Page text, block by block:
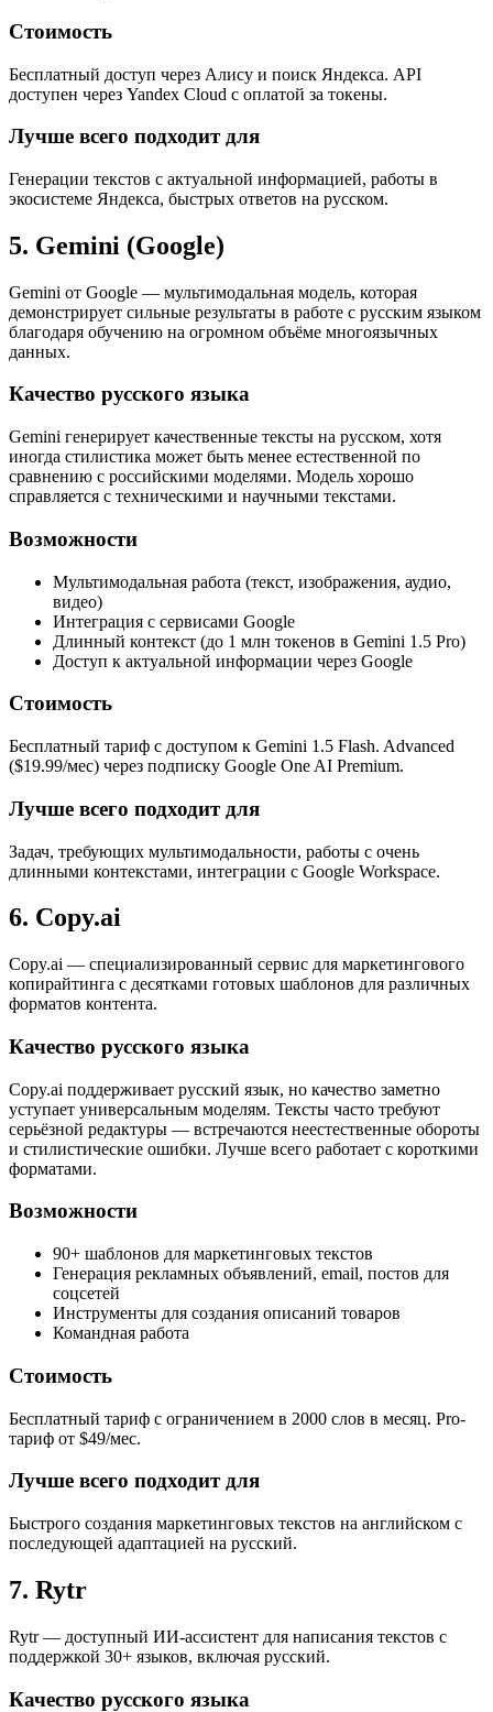
Стоимость
Бесплатный доступ через Алису и поиск Яндекса. API
доступен через Yandex Cloud с оплатой за токены.
Лучше всего подходит для
Генерации текстов с актуальной информацией, работы в
экосистеме Яндекса, быстрых ответов на русском.
5. Gemini (Google)
Gemini от Google — мультимодальная модель, которая
демонстрирует сильные результаты в работе с русским языком
благодаря обучению на огромном объёме многоязычных
данных.
Качество русского языка
Gemini генерирует качественные тексты на русском, хотя
иногда стилистика может быть менее естественной по
сравнению с российскими моделями. Модель хорошо
справляется с техническими и научными текстами.
Возможности
Мультимодальная работа (текст, изображения, аудио,
видео)
Интеграция с сервисами Google
Длинный контекст (до 1 млн токенов в Gemini 1.5 Pro)
Доступ к актуальной информации через Google
Стоимость
Бесплатный тариф с доступом к Gemini 1.5 Flash. Advanced
($19.99/мес) через подписку Google One AI Premium.
Лучше всего подходит для
Задач, требующих мультимодальности, работы с очень
длинными контекстами, интеграции с Google Workspace.
6. Copy.ai
Copy.ai — специализированный сервис для маркетингового
копирайтинга с десятками готовых шаблонов для различных
форматов контента.
Качество русского языка
Copy.ai поддерживает русский язык, но качество заметно
уступает универсальным моделям. Тексты часто требуют
серьёзной редактуры — встречаются неестественные обороты
и стилистические ошибки. Лучше всего работает с короткими
форматами.
Возможности
90+ шаблонов для маркетинговых текстов
Генерация рекламных объявлений, email, постов для
соцсетей
Инструменты для создания описаний товаров
Командная работа
Стоимость
Бесплатный тариф с ограничением в 2000 слов в месяц. Pro-
тариф от $49/мес.
Лучше всего подходит для
Быстрого создания маркетинговых текстов на английском с
последующей адаптацией на русский.
7. Rytr
Rytr — доступный ИИ-ассистент для написания текстов с
поддержкой 30+ языков, включая русский.
Качество русского языка